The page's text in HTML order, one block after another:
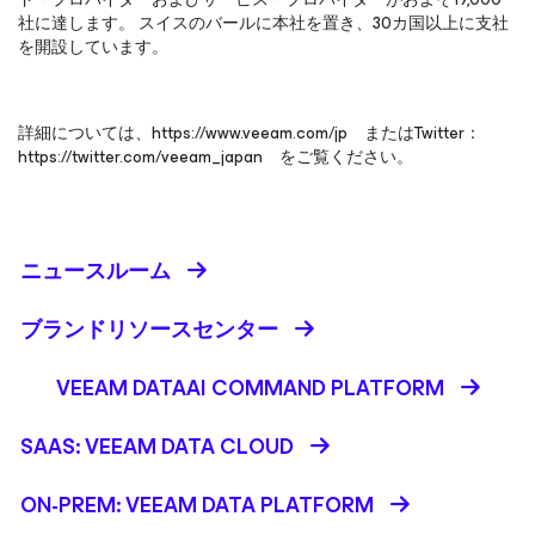
社に達します。 スイスのバールに本社を置き、30カ国以上に支社
を開設しています。
詳細については、https://www.veeam.com/jp またはTwitter：
https://twitter.com/veeam_japan をご覧ください。
ニュースルーム
ブランドリソースセンター
VEEAM DATAAI COMMAND PLATFORM
SAAS: VEEAM DATA CLOUD
ON-PREM: VEEAM DATA PLATFORM